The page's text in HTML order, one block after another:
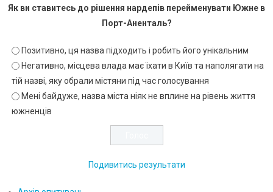
Як ви ставитесь до рішення нардепів перейменувати Южне в
Порт-Аненталь?
Позитивно, ця назва підходить і робить його унікальним
Негативно, місцева влада має їхати в Київ та наполягати на
тій назві, яку обрали містяни під час голосування
Мені байдуже, назва міста ніяк не вплине на рівень життя
южненців
Подивитись результати